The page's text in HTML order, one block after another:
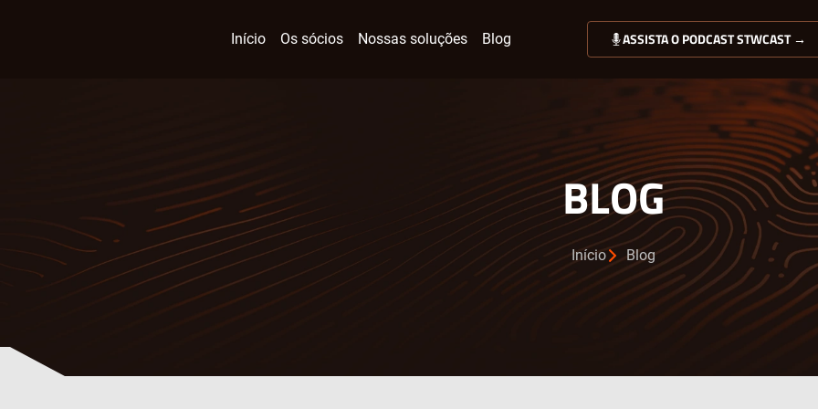
Início Os sócios Nossas soluções Blog ASSISTA O PODCAST STWCAST →
BLOG
Início Blog